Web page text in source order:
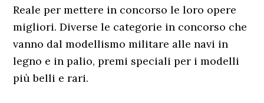
Reale per mettere in concorso le loro opere
migliori. Diverse le categorie in concorso che
vanno dal modellismo militare alle navi in
legno e in palio, premi speciali per i modelli
più belli e rari.